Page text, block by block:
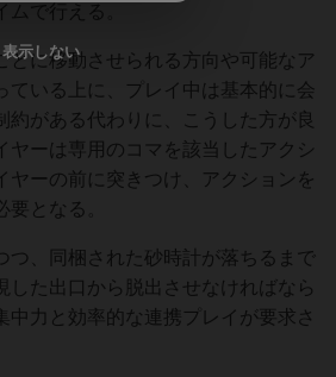
で行える。
とに移動させられる方向や可能なア
ている上に、プレイ中は基本的に会
約がある代わりに、こうした方が良
ヤーは専用のコマを該当したアクシ
ヤーの前に突きつけ、アクションを
となる。
つ、同梱された砂時計が落ちるまで
した出口から脱出させなければなら
中力と効率的な連携プレイが要求さ
表示しない